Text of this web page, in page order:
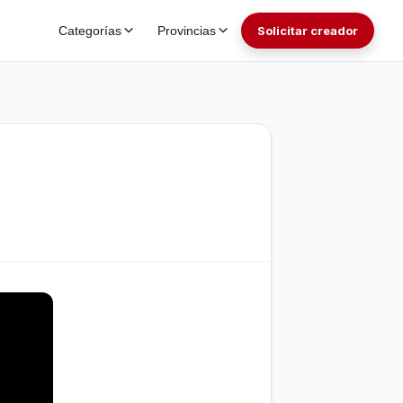
Categorías Provincias Solicitar creador